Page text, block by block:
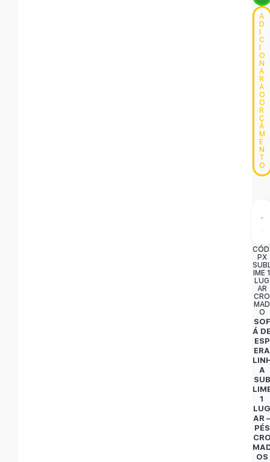
A
D
C
O
N
A
R
A
O
O
R
Ç
A
M
E
N
T
O
PX
IME
LUG
AR
CRO
MAD
O
SOF
Á
ESP
ERA
A
SUB
1
AR
PÉS
OS